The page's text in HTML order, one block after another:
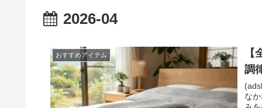
2026-04
おすすめアイテム
調
な